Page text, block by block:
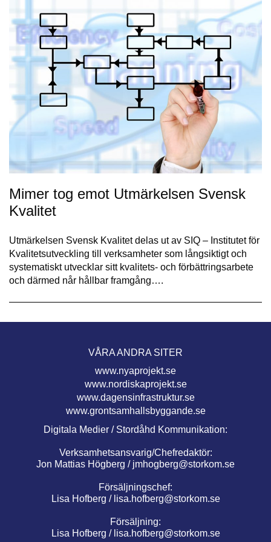
Mimer tog emot Utmärkelsen Svensk
Kvalitet
Utmärkelsen Svensk Kvalitet delas ut av SIQ – Institutet för
Kvalitetsutveckling till verksamheter som långsiktigt och
systematiskt utvecklar sitt kvalitets- och förbättringsarbete
och därmed når hållbar framgång….
VÅRA ANDRA SITER
www.nyaprojekt.se
www.nordiskaprojekt.se
www.dagensinfrastruktur.se
www.grontsamhallsbyggande.se
Digitala Medier / Stordåhd Kommunikation:
Verksamhetsansvarig/Chefredaktör:
Jon Mattias Högberg / jmhogberg@storkom.se
Försäljningschef:
Lisa Hofberg / lisa.hofberg@storkom.se
Försäljning:
Lisa Hofberg / lisa.hofberg@storkom.se